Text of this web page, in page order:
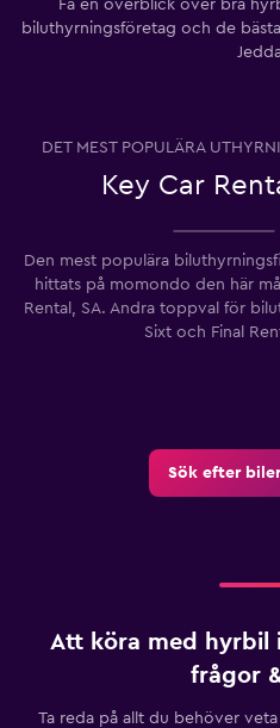
Få en överblick över bra
biluthyrningsföretag och de
DET MEST POPULÄRA
Key Car
Den mest populära
hittats på momondo den här
Rental, SA. Andra toppval för
Sixt och Final
Sök efter
Att köra med hyrbil
frågor
Ta reda på allt du behöver